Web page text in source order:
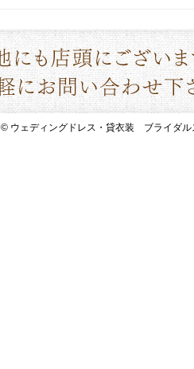
© ウェディングドレス・貸衣装 ブライダ